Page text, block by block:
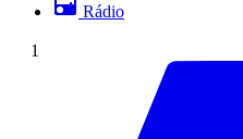
Rádio
1